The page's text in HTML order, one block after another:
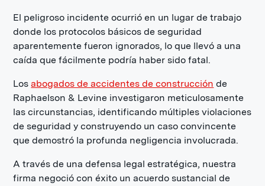
El peligroso incidente ocurrió en un lugar de trabajo
donde los protocolos básicos de seguridad
aparentemente fueron ignorados, lo que llevó a una
caída que fácilmente podría haber sido fatal.
Losabogados de accidentes de construcción de
Raphaelson & Levine investigaron meticulosamente
las circunstancias, identificando múltiples violaciones
de seguridad y construyendo un caso convincente
que demostró la profunda negligencia involucrada.
A través de una defensa legal estratégica, nuestra
firma negoció con éxito un acuerdo sustancial de